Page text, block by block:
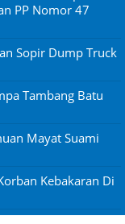
PP Nomor 47
Sopir Dump Truck
Tambang Batu
Mayat Suami
Kebakaran Di